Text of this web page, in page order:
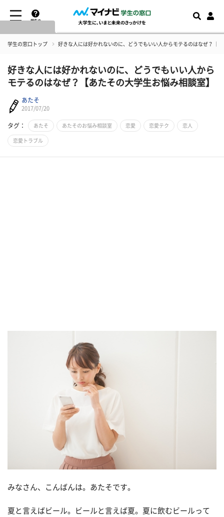
学生の
学生の窓口トップ 好きな人には好かれないのに、どうでもいい人からモテるのはなぜ？【
好きな人には好かれないのに、どうでもいい人から
モテるのはなぜ？【あたその大学生お悩み相談室】
あたそ
2017/07/20
タグ： あたそ あたそのお悩み相談室 恋愛 恋愛テク 恋人
恋愛トラブル
みなさん、こんばんは。あたそです。
夏と言えばビール。ビールと言えば夏。夏に飲むビールって